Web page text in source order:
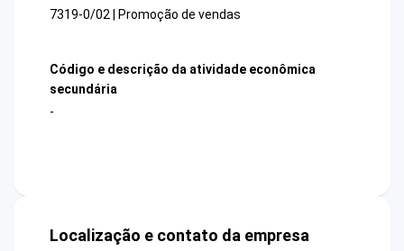
7319-0/02 | Promoção de vendas
Código e descrição da atividade econômica
secundária
-
Localização e contato da empresa